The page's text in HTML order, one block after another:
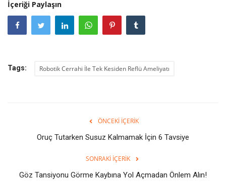
İçeriği Paylaşın
Tags: Robotik Cerrahi İle Tek Kesiden Reflü Ameliyatı
ÖNCEKI İÇERIK
Oruç Tutarken Susuz Kalmamak İçin 6 Tavsiye
SONRAKI İÇERIK
Göz Tansiyonu Görme Kaybına Yol Açmadan Önlem Alın!